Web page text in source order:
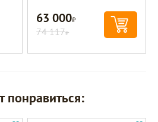
63 000Р
74 117Р
понравиться: